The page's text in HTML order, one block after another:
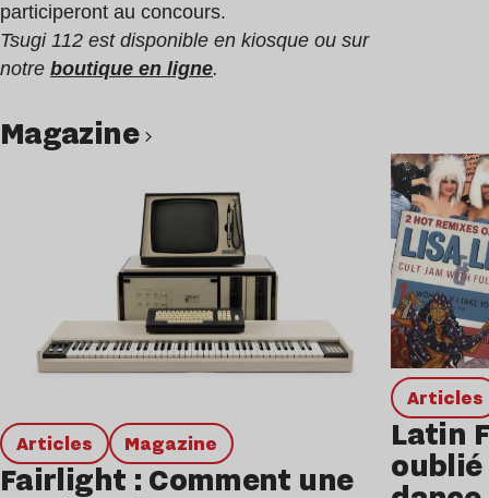
participeront au concours.
Tsugi 112 est disponible en kiosque ou sur
notre boutique en ligne.
magazine
Articles magazine
Fairlight : Comment une
Articles
Latin
oublié